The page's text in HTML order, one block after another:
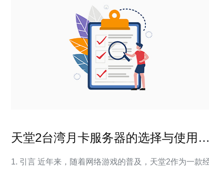
天堂2台湾月卡服务器的选择与使用指
1. 引言 近年来，随着网络游戏的普及，天堂2作为一款经